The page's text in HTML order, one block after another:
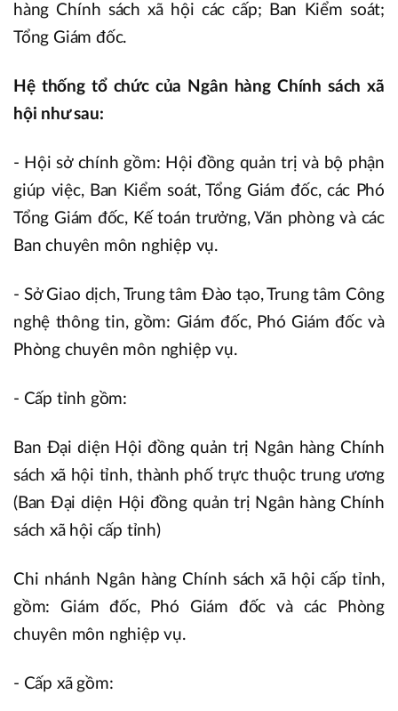
hàng Chính sách xã hội các cấp; Ban Kiểm soát;
Tổng Giám đốc.
Hệ thống tổ chức của Ngân hàng Chính sách xã
hội như sau:
- Hội sở chính gồm: Hội đồng quản trị và bộ phận
giúp việc, Ban Kiểm soát, Tổng Giám đốc, các Phó
Tổng Giám đốc, Kế toán trưởng, Văn phòng và các
Ban chuyên môn nghiệp vụ.
- Sở Giao dịch, Trung tâm Đào tạo, Trung tâm Công
nghệ thông tin, gồm: Giám đốc, Phó Giám đốc và
Phòng chuyên môn nghiệp vụ.
- Cấp tỉnh gồm:
Ban Đại diện Hội đồng quản trị Ngân hàng Chính
sách xã hội tỉnh, thành phố trực thuộc trung ương
(Ban Đại diện Hội đồng quản trị Ngân hàng Chính
sách xã hội cấp tỉnh)
Chi nhánh Ngân hàng Chính sách xã hội cấp tỉnh,
gồm: Giám đốc, Phó Giám đốc và các Phòng
chuyên môn nghiệp vụ.
- Cấp xã gồm: